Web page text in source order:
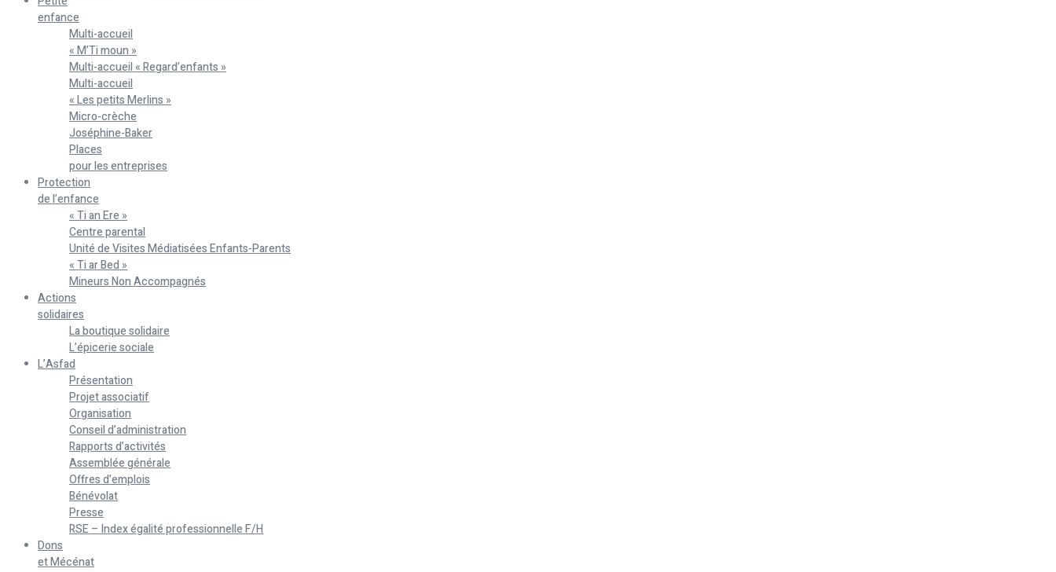
enfance
Multi-accueil
« M’Ti moun »
Multi-accueil « Regard’enfants »
Multi-accueil
« Les petits Merlins »
Micro-crèche
Joséphine-Baker
Places
pour les entreprises
Protection
de l’enfance
« Ti an Ere »
Centre parental
Unité de Visites Médiatisées Enfants-Parents
« Ti ar Bed »
Mineurs Non Accompagnés
Actions
solidaires
La boutique solidaire
L’épicerie sociale
L’Asfad
Présentation
Projet associatif
Organisation
Conseil d’administration
Rapports d’activités
Assemblée générale
Offres d’emplois
Bénévolat
Presse
RSE – Index égalité professionnelle F/H
Dons
et Mécénat